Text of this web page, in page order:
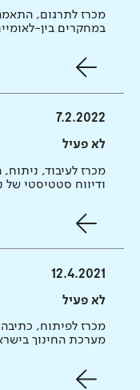
מכרז לתרגום,
במחקרים בין-
7.2.2022
לא פעיל
מכרז לעיבוד,
ודיווח סטטיסטי של
12.4.2021
לא פעיל
מכרז לפיתוח,
מערכת החינוך